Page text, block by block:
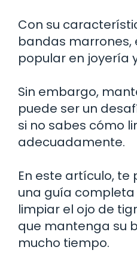
Con su
bandas marrones,
popular en joyería
Sin embargo,
puede ser un
si no sabes cómo
adecuadamente.
En este artículo,
una guía
limpiar el ojo de
que mantenga su
mucho tiempo.